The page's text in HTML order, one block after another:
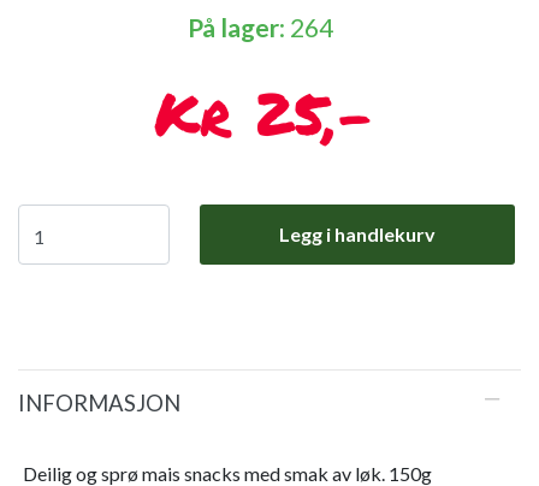
På lager: 264
25,-
Legg i handlekurv
INFORMASJON
Deilig og sprø mais snacks med smak av løk. 150g